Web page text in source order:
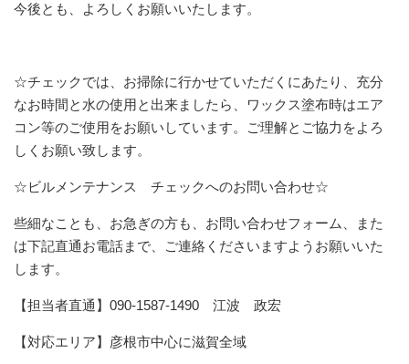
今後とも、よろしくお願いいたします。
☆チェックでは、お掃除に行かせていただくにあたり、充分
なお時間と水の使用と出来ましたら、ワックス塗布時はエア
コン等のご使用をお願いしています。ご理解とご協力をよろ
しくお願い致します。
☆ビルメンテナンス チェックへのお問い合わせ☆
些細なことも、お急ぎの方も、お問い合わせフォーム、また
は下記直通お電話まで、ご連絡くださいますようお願いいた
します。
【担当者直通】090-1587-1490 江波 政宏
【対応エリア】彦根市中心に滋賀全域